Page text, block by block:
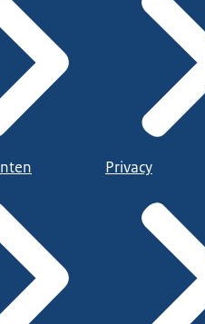
Privacy